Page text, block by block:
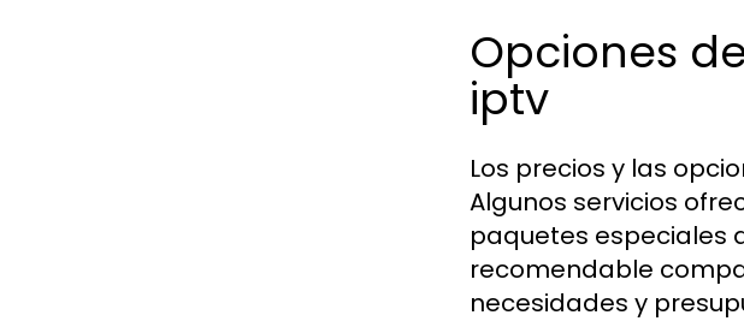
Opciones
iptv
Los precios y las
Algunos servicios
paquetes especiales
recomendable
necesidades y